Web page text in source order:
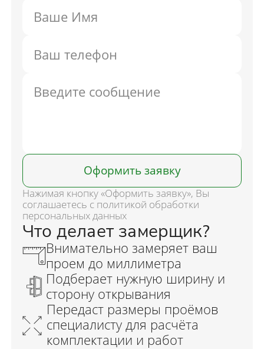
Оформить заявку
Нажимая кнопку «Оформить заявку», Вы
соглашаетесь с политикой обработки
персональных данных